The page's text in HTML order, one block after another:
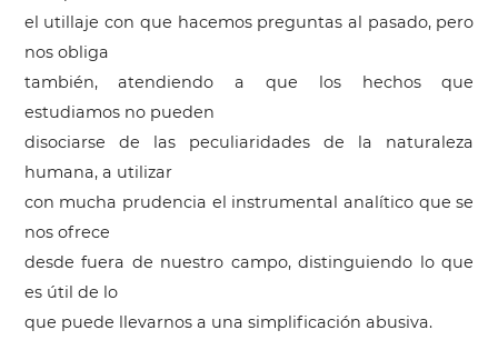
el utillaje con que hacemos preguntas al pasado, pero
nos obliga
también, atendiendo a que los hechos que
estudiamos no pueden
disociarse de las peculiaridades de la naturaleza
humana, a utilizar
con mucha prudencia el instrumental analítico que se
nos ofrece
desde fuera de nuestro campo, distinguiendo lo que
es útil de lo
que puede llevarnos a una simplificación abusiva.